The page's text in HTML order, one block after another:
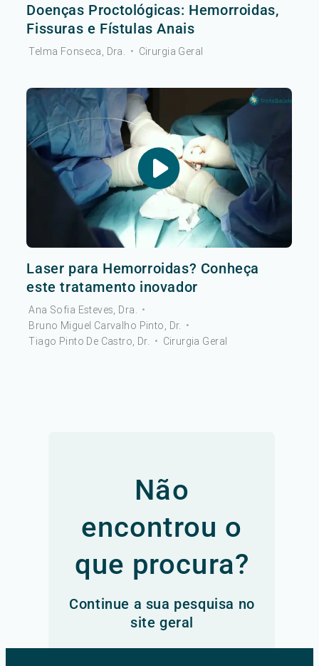
Doenças Proctológicas: Hemorroidas,
Fissuras e Fístulas Anais
Telma Fonseca, Dra. • Cirurgia Geral
Laser para Hemorroidas? Conheça
este tratamento inovador
Ana Sofia Esteves, Dra.
•
Bruno Miguel Carvalho Pinto, Dr. •
Tiago Pinto De Castro, Dr.
• Cirurgia Geral
Não
encontrou o
que procura?
Continue a sua pesquisa no
site geral